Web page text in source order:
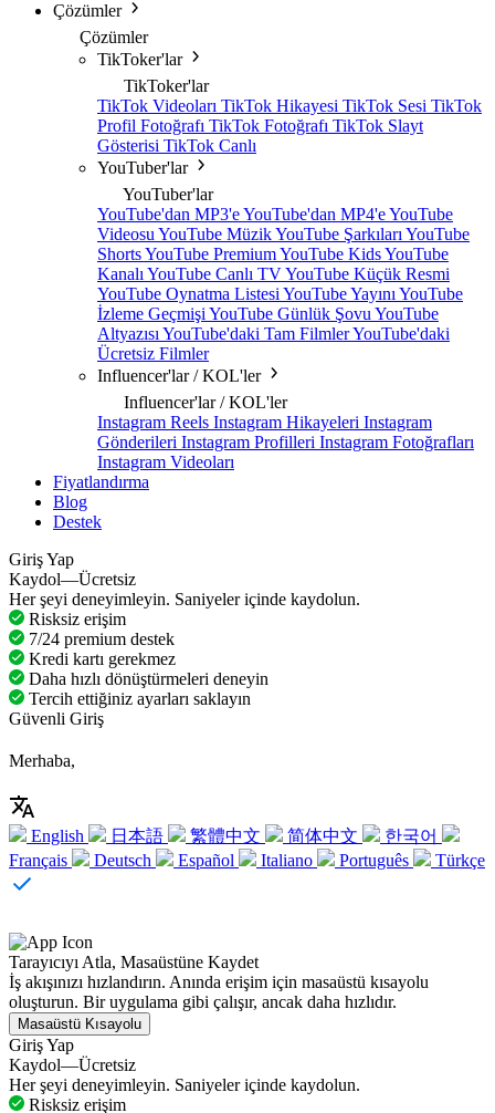
Çözümler
Çözümler
TikToker'lar
TikToker'lar
TikTok Videoları TikTok Hikayesi TikTok Sesi TikTok
Profil Fotoğrafı TikTok Fotoğrafı TikTok Slayt
Gösterisi TikTok Canlı
YouTuber'lar
YouTuber'lar
YouTube'dan MP3'eYouTube'dan MP4'eYouTube
Videosu YouTube MüzikYouTube Şarkıları YouTube
ShortsYouTube PremiumYouTube KidsYouTube
Kanalı YouTube Canlı TVYouTube Küçük Resmi
YouTube Oynatma Listesi YouTube Yayını YouTube
İzleme Geçmişi YouTube Günlük Şovu YouTube
Altyazısı YouTube'daki Tam FilmlerYouTube'daki
Ücretsiz Filmler
Influencer'lar / KOL'ler
Influencer'lar / KOL'ler
Instagram Reels Instagram Hikayeleri Instagram
Gönderileri Instagram Profilleri Instagram Fotoğrafları
Instagram Videoları
Fiyatlandırma
Blog
Destek
Giriş Yap
Kaydol—Ücretsiz
Her şeyi deneyimleyin. Saniyeler içinde kaydolun.
Risksiz erişim
7/24 premium destek
Kredi kartı gerekmez
Daha hızlı dönüştürmeleri deneyin
Tercih ettiğiniz ayarları saklayın
Güvenli Giriş
Merhaba,
English 日本語 繁體中文 简体中文
한국어
Français
Deutsch Español Italiano Português Türkçe
Tarayıcıyı Atla, Masaüstüne Kaydet
İş akışınızı hızlandırın. Anında erişim için masaüstü kısayolu
oluşturun. Bir uygulama gibi çalışır, ancak daha hızlıdır.
Masaüstü Kısayolu
Giriş Yap
Kaydol—Ücretsiz
Her şeyi deneyimleyin. Saniyeler içinde kaydolun.
Risksiz erişim